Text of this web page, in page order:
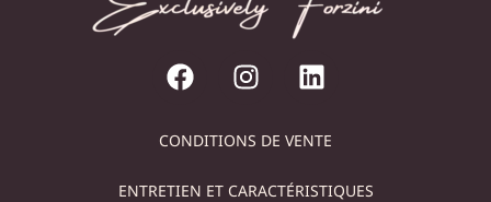
CONDITIONS DE VENTE
ENTRETIEN ET CARACTÉRISTIQUES